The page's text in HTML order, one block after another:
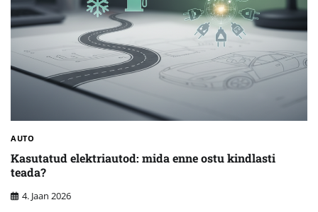
AUTO
Kasutatud elektriautod: mida enne ostu kindlasti
teada?
4. Jaan 2026